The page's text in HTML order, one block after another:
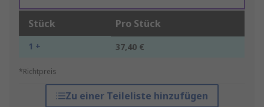
Stück Pro Stück
1 + 37,40 €
*Richtpreis
Zu einer Teileliste hinzufügen